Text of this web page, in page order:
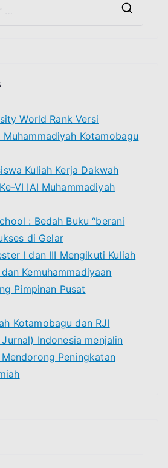
World Rank Versi
Kotamobagu
Kuliah Kerja Dakwah
VI IAI Muhammadiyah
: Bedah Buku “berani
di Gelar
I dan III Mengikuti Kuliah
Kemuhammadiyaan
Pimpinan Pusat
Kotamobagu dan RJI
Jurnal) Indonesia menjalin
Peningkatan